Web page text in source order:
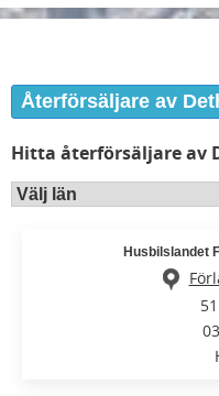
Återförsäljare av
Hitta återförsäljare av
Husbilslandet